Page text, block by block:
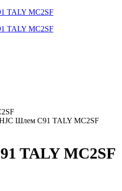
Шлем C91 TALY MC2SF
TALY MC2SF